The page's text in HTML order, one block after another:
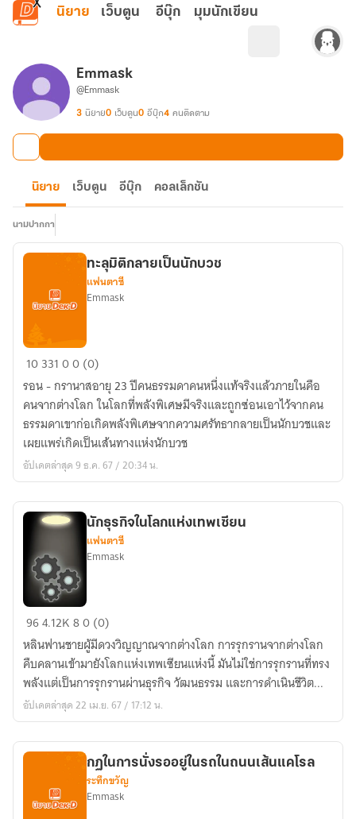
ข้ามไปยังเนื้อหาหลัก
นิยาย เว็บตูน อีบุ๊ก มุมนักเขียน
Emmask
@Emmask
3 นิยาย0 เว็บตูน0 อีบุ๊ก4 คนติดตาม
นิยาย เว็บตูน อีบุ๊ก คอลเล็กชัน
นามปากกา
ทะลุ
กลาย
เป็น
นักบวช
ทะลุมิติกลายเป็นนักบวช
แฟนตาซี
Emmask
1033100 (0)
รอน - กรานาสอายุ 23 ปีคนธรรมดาคนหนึ่งแท้จริงแล้วภายในคือ
คนจากต่างโลก ในโลกที่พลังพิเศษมีจริงและถูกซ่อนเอาไว้จากคน
ธรรมดาเขาก่อเกิดพลังพิเศษจากความศรัทธากลายเป็นนักบวชและ
เผยแพร่เกิดเป็นเส้นทางแห่งนักบวช
อัปเดตล่าสุด 9 ธ.ค. 67 / 20:34 น.
นัก
ธุรกิจ
ใน
โลก
แห่ง
เทพ
นักธุรกิจในโลกแห่งเทพเซียน
แฟนตาซี
Emmask
964.12K80 (0)
หลินฟานชายผู้มีดวงวิญญาณจากต่างโลก การรุกรานจากต่างโลก
คืบคลานเข้ามายังโลกแห่งเทพเซียนแห่งนี้ มันไม่ใช่การรุกรานที่ทรง
พลังแต่เป็นการรุกรานผ่านธุรกิจ วัฒนธรรม และการดำเนินชีวิต...
อัปเดตล่าสุด 22 เม.ย. 67 / 17:12 น.
กฏในการนั่งรออยู่ในรถในถนนเส้นแคโรล
ระทึกขวัญ
Emmask